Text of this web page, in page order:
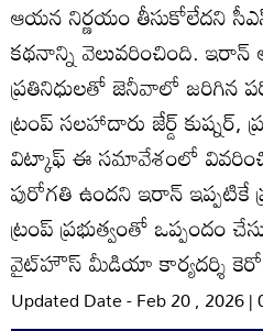
ఆయన నిర్ణయం తీసుకోలేదని
కథనాన్ని వెలువరించింది. ఇరాన్‌
ప్రతినిధులతో జెనీవాలో జరిగిన
ట్రంప్‌ సలహాదారు జేర్డ్‌ కుష్నర్‌,
విట్కాఫ్‌ ఈ సమావేశంలో
పురోగతి ఉందని ఇరాన్‌ ఇప్పటికే
ట్రంప్‌ ప్రభుత్వంతో ఒప్పందం
వైట్‌హౌస్‌ మీడియా కార్యదర్శి
Updated Date - Feb 20 , 2026 |